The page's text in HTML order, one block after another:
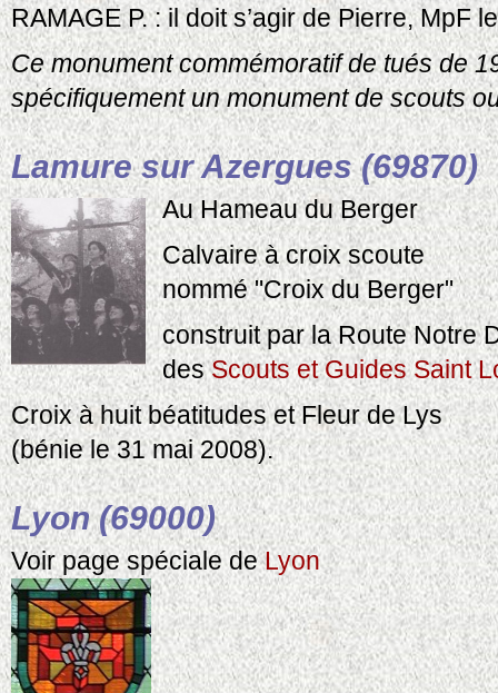
RAMAGE P. : il doit s’agir de Pierre, MpF
Ce monument commémoratif de tués de
spécifiquement un monument de scouts
Lamure sur Azergues (69870)
Au Hameau du Berger
Calvaire à croix scoute
nommé "Croix du Berger"
construit par la Route Notre
desScouts et Guides Saint
Croix à huit béatitudes et Fleur de Lys
(bénie le 31 mai 2008).
Lyon (69000)
Voir page spéciale de Lyon